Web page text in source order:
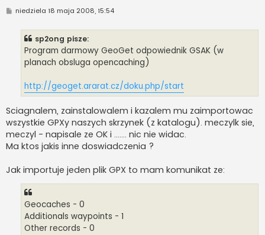
Pniedziela 18 maja 2008, 15:54
sp2ong pisze:
Program darmowy GeoGet odpowiednik GSAK (w
planach obsluga opencaching)
http://geoget.ararat.cz/doku.php/start
Sciagnalem, zainstalowalem i kazalem mu zaimportowac
wszystkie GPXy naszych skrzynek (z katalogu). meczylk sie,
meczyl - napisale ze OK i ....... nic nie widac.
Ma ktos jakis inne doswiadczenia ?
Jak importuje jeden plik GPX to mam komunikat ze:
Geocaches - 0
Additionals waypoints - 1
Other records - 0